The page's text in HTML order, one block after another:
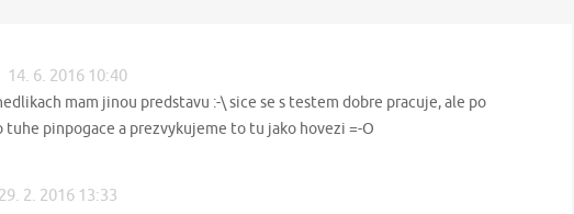
14. 6. 2016 10:40
mam jinou predstavu :-\ sice se s testem dobre pracuje, ale po
tuhe pinpogace a prezvykujeme to tu jako hovezi =-O
29. 2. 2016 13:33